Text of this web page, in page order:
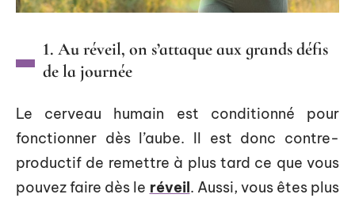
1. Au réveil, on s’attaque aux grands défis
de la journée
Le cerveau humain est conditionné pour
fonctionner dès l’aube. Il est donc contre-
productif de remettre à plus tard ce que vous
pouvez faire dès le réveil. Aussi, vous êtes plus